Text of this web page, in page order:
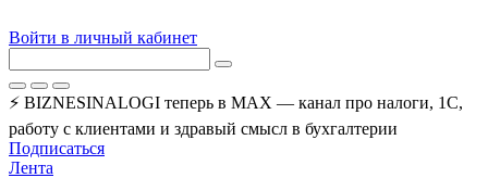
Войти в личный кабинет
⚡ BIZNESINALOGI теперь в MAX — канал про налоги, 1С,
работу с клиентами и здравый смысл в бухгалтерии
Подписаться
Лента